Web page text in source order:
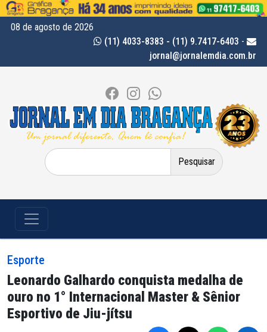
08 de agosto de 2026
(11) 4033-8383 - (11) 9.7417-6403 -
jornal@jornalemdia.com.br
Pesquisar
por:
Esporte
Leonardo Galhardo conquista medalha de
ouro no 1° Internacional Master & Sênior
Esportivo de Jiu-jítsu